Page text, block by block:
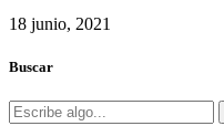
18 junio, 2021
Buscar